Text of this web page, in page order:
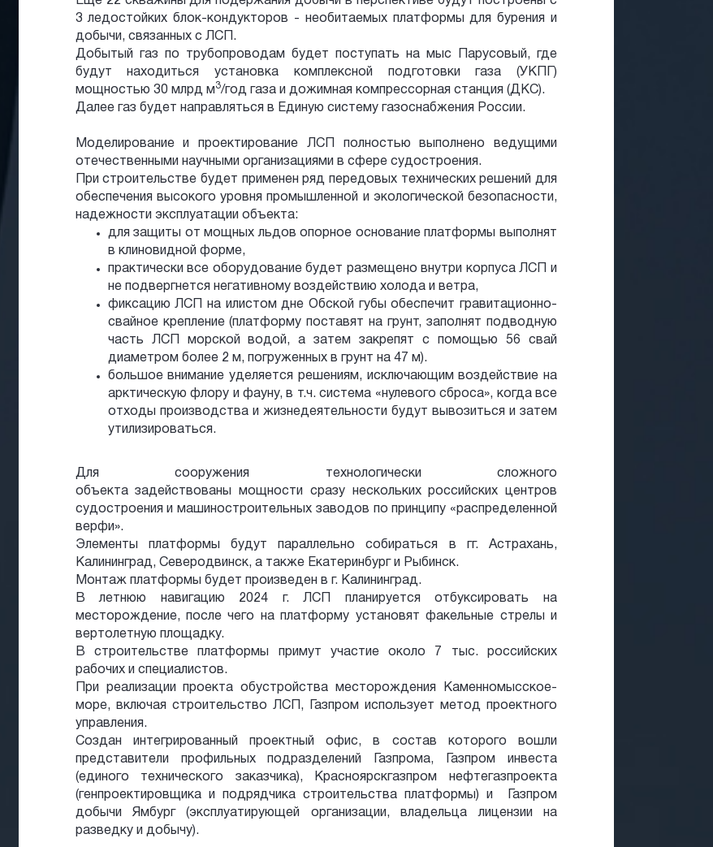
3 ледостойких блок-кондукторов - необитаемых платформы для бурения и
добычи, связанных с ЛСП.
Добытый газ по трубопроводам будет поступать на мыс Парусовый, где
будут находиться установка комплексной подготовки газа (УКПГ)
мощностью 30 млрд м 3/год газа и дожимная компрессорная станция (ДКС).
Далее газ будет направляться в Единую систему газоснабжения России.
Моделирование и проектирование ЛСП полностью выполнено ведущими
отечественными научными организациями в сфере судостроения.
При строительстве будет применен ряд передовых технических решений для
обеспечения высокого уровня промышленной и экологической безопасности,
надежности эксплуатации объекта:
для защиты от мощных льдов опорное основание платформы выполнят
в клиновидной форме,
практически все оборудование будет размещено внутри корпуса ЛСП и
не подвергнется негативному воздействию холода и ветра,
фиксацию ЛСП на илистом дне Обской губы обеспечит гравитационно-
свайное крепление (платформу поставят на грунт, заполнят подводную
часть ЛСП морской водой, а затем закрепят с помощью 56 свай
диаметром более 2 м, погруженных в грунт на 47 м).
большое внимание уделяется решениям, исключающим воздействие на
арктическую флору и фауну, в т.ч. система «нулевого сброса», когда все
отходы производства и жизнедеятельности будут вывозиться и затем
утилизироваться.
Для сооружения технологически сложного
объекта задействованы мощности сразу нескольких российских центров
судостроения и машиностроительных заводов по принципу «распределенной
верфи».
Элементы платформы будут параллельно собираться в гг. Астрахань,
Калининград, Северодвинск, а также Екатеринбург и Рыбинск.
Монтаж платформы будет произведен в г. Калининград.
В летнюю навигацию 2024 г. ЛСП планируется отбуксировать на
месторождение, после чего на платформу установят факельные стрелы и
вертолетную площадку.
В строительстве платформы примут участие около 7 тыс. российских
рабочих и специалистов.
При реализации проекта обустройства месторождения Каменномысское-
море, включая строительство ЛСП, Газпром использует метод проектного
управления.
Создан интегрированный проектный офис, в состав которого вошли
представители профильных подразделений Газпрома, Газпром инвеста
(единого технического заказчика), Красноярскгазпром нефтегазпроекта
(генпроектировщика и подрядчика строительства платформы) и Газпром
добычи Ямбург (эксплуатирующей организации, владельца лицензии на
разведку и добычу).